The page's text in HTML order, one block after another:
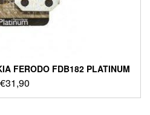
FERODO FDB182 PLATINUM
€31,90